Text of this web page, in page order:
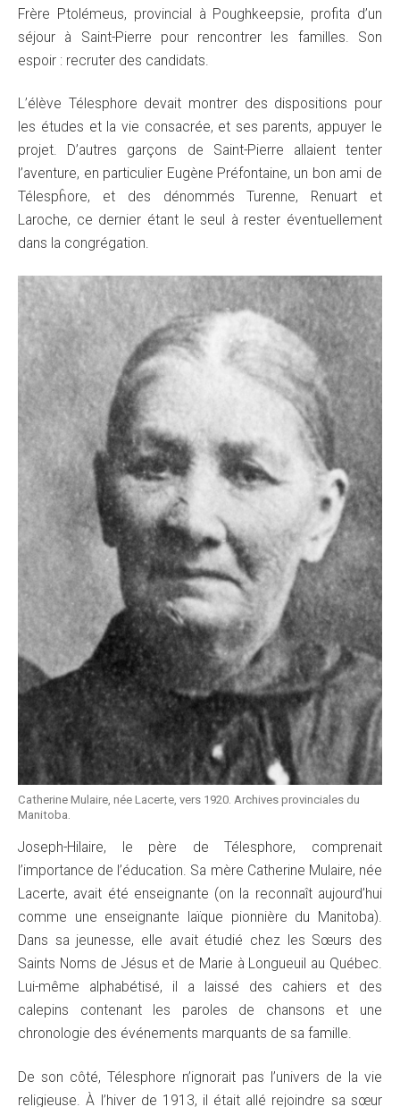
Frère Ptolémeus, provincial à Poughkeepsie, profita d’un
séjour à Saint-Pierre pour rencontrer les familles. Son
espoir : recruter des candidats.
L’élève Télesphore devait montrer des dispositions pour
les études et la vie consacrée, et ses parents, appuyer le
projet. D’autres garçons de Saint-Pierre allaient tenter
l’aventure, en particulier Eugène Préfontaine, un bon ami de
Télespĥore, et des dénommés Turenne, Renuart et
Laroche, ce dernier étant le seul à rester éventuellement
dans la congrégation.
Catherine Mulaire, née Lacerte, vers 1920. Archives provinciales du
Manitoba.
Joseph-Hilaire, le père de Télesphore, comprenait
l’importance de l’éducation. Sa mère Catherine Mulaire, née
Lacerte, avait été enseignante (on la reconnaît aujourd’hui
comme une enseignante laïque pionnière du Manitoba).
Dans sa jeunesse, elle avait étudié chez les Sœurs des
Saints Noms de Jésus et de Marie à Longueuil au Québec.
Lui-même alphabétisé, il a laissé des cahiers et des
calepins contenant les paroles de chansons et une
chronologie des événements marquants de sa famille.
De son côté, Télesphore n’ignorait pas l’univers de la vie
religieuse. À l’hiver de 1913, il était allé rejoindre sa sœur